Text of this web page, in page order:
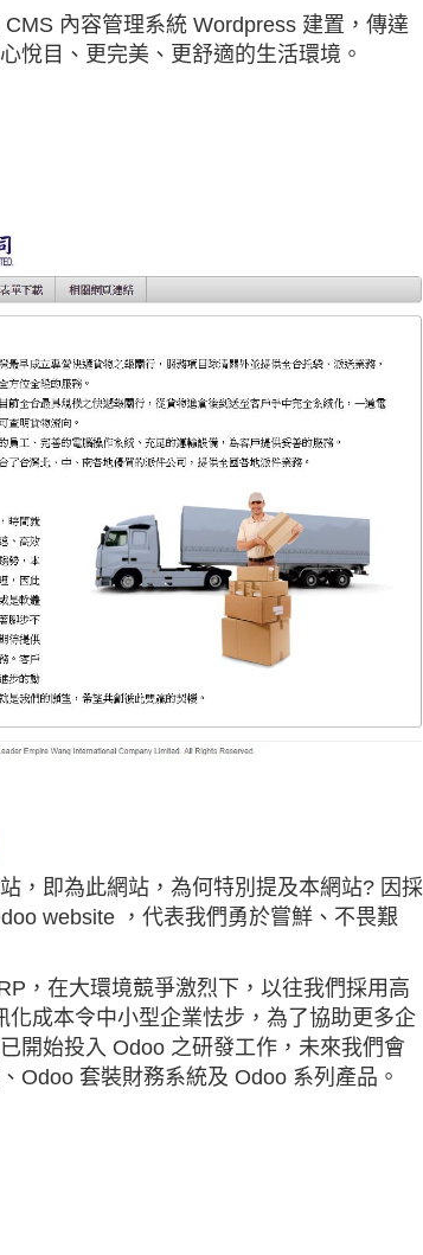
內容管理系統 Wordpress 建置，傳達
悅目、更完美、更舒適的生活環境。
，即為此網站，為何特別提及本網站? 因採
website ，代表我們勇於嘗鮮、不畏艱
，在大環境競爭激烈下，以往我們採用高
化成本令中小型企業怯步，為了協助更多企
開始投入 Odoo 之研發工作，未來我們會
Odoo 套裝財務系統及 Odoo 系列產品。